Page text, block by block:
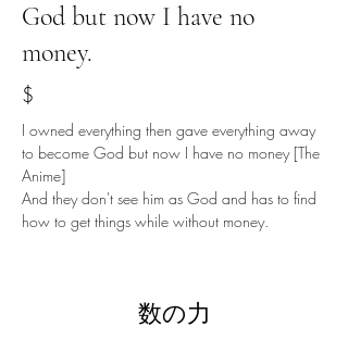
God but now I have no
money.
$
I owned everything then gave everything away
to become God but now I have no money [The
Anime]
And they don't see him as God and has to find
how to get things while without money.
数の力